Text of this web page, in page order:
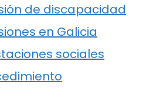
de discapacidad
en Galicia
sociales